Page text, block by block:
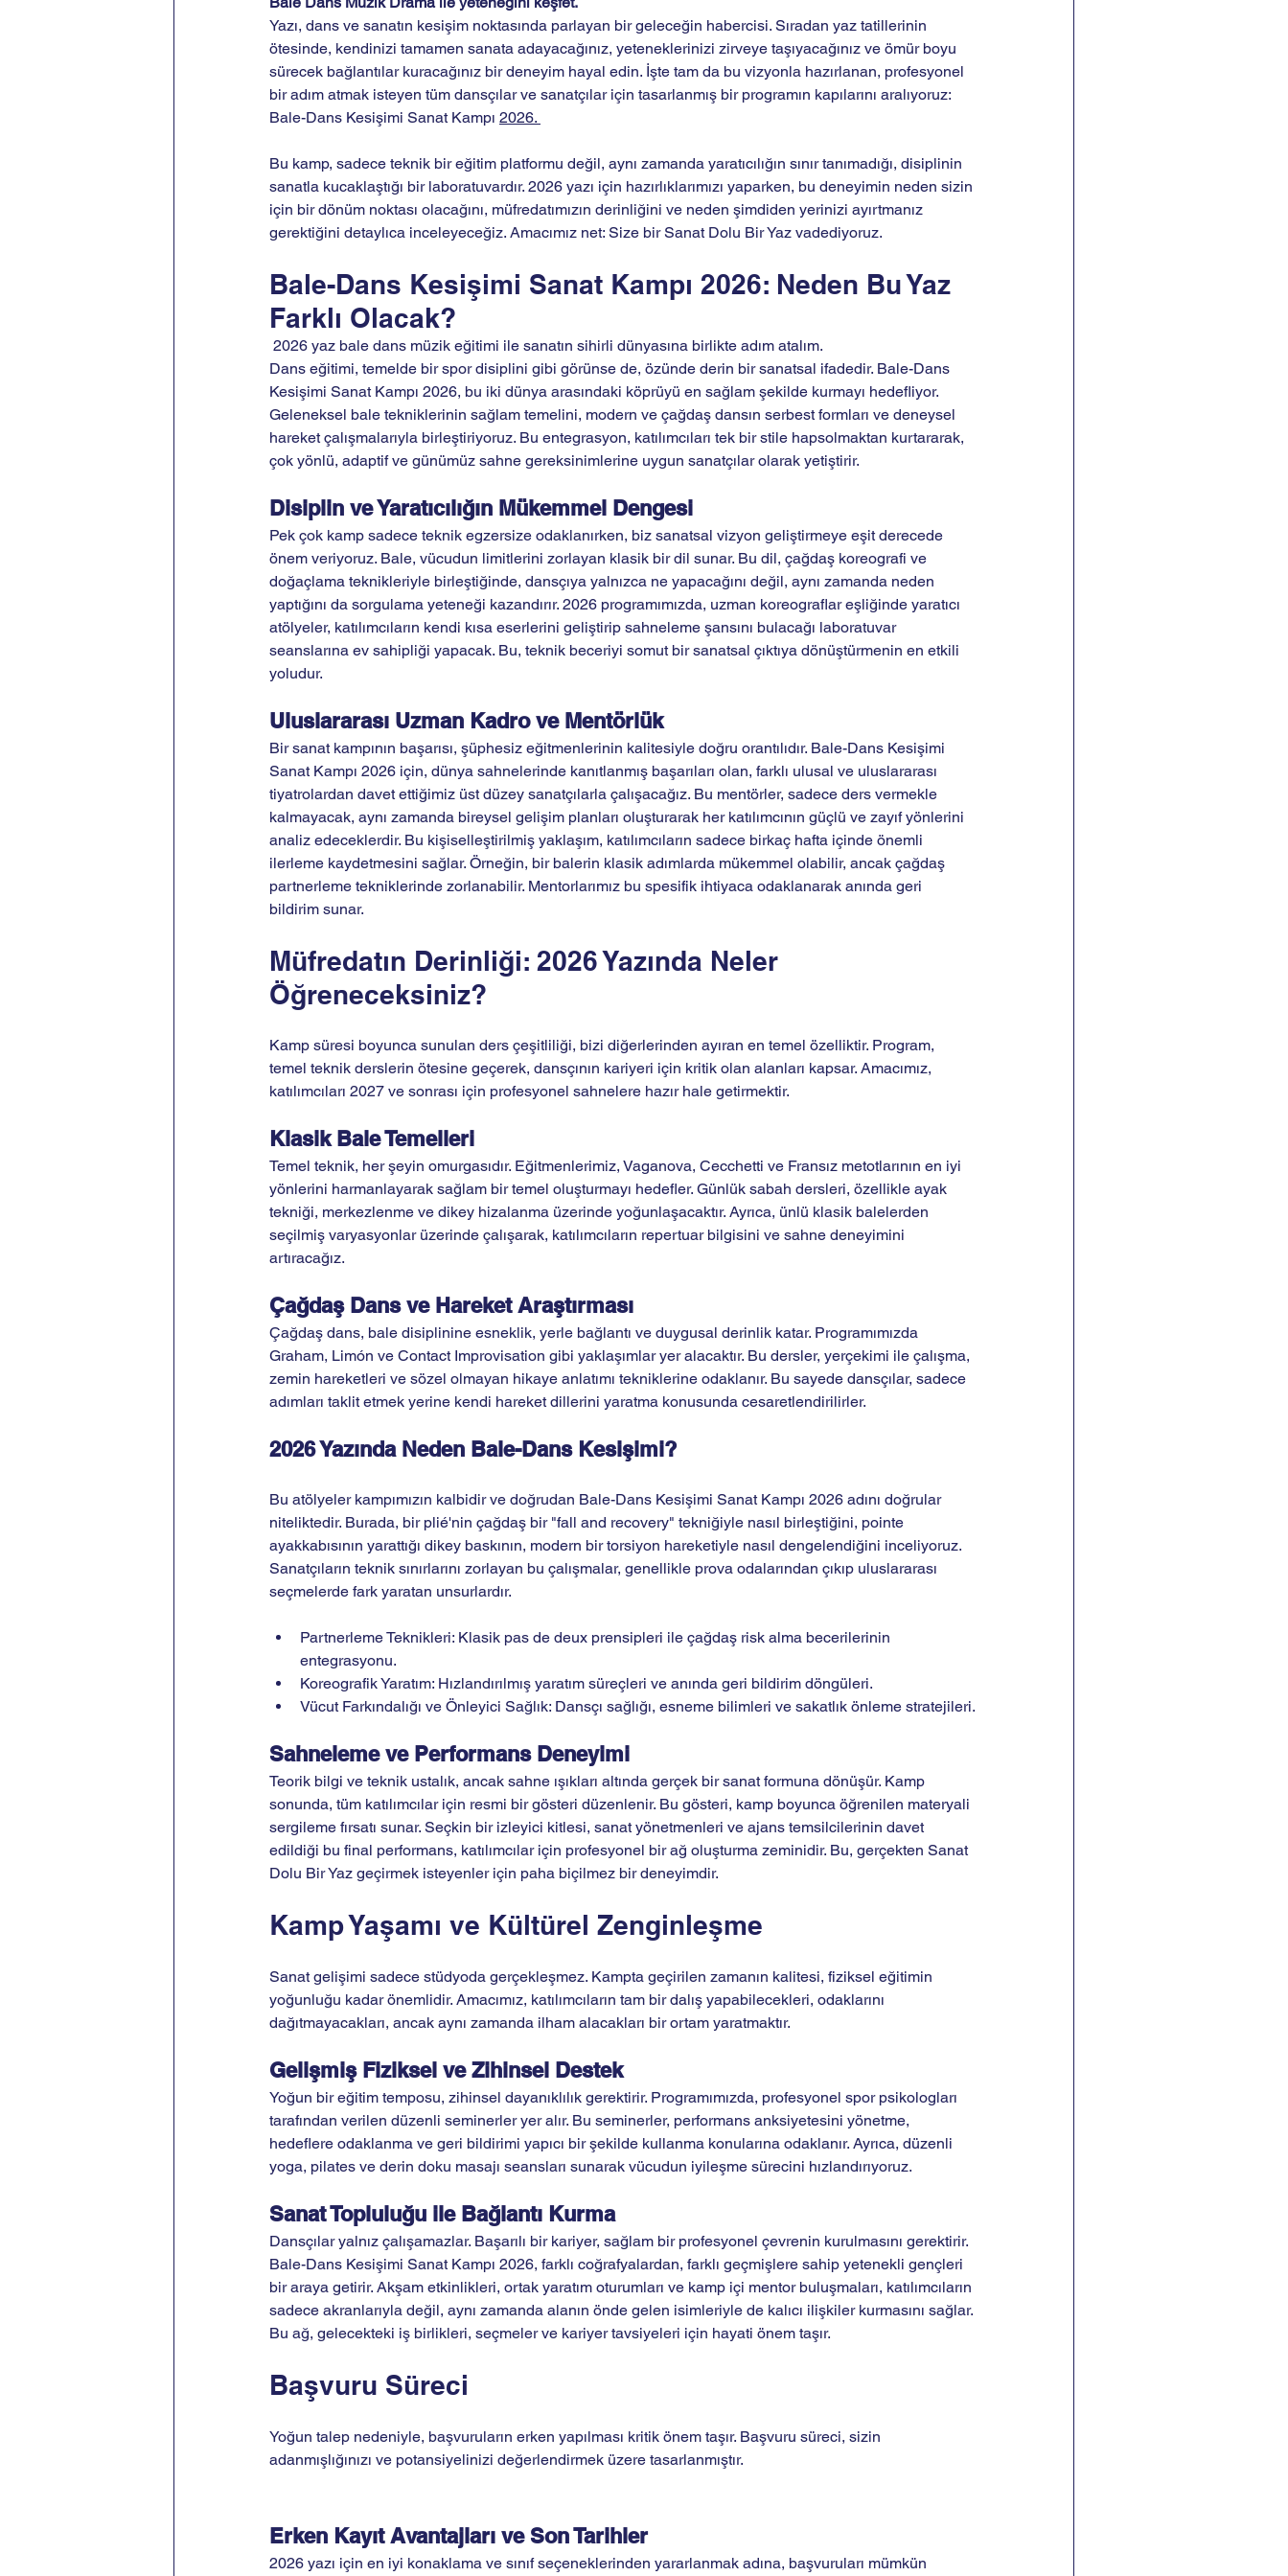
Yazı, dans ve sanatın kesişim noktasında parlayan bir geleceğin habercisi. Sıradan yaz tatillerinin
ötesinde, kendinizi tamamen sanata adayacağınız, yeteneklerinizi zirveye taşıyacağınız ve ömür boyu
sürecek bağlantılar kuracağınız bir deneyim hayal edin. İşte tam da bu vizyonla hazırlanan, profesyonel
bir adım atmak isteyen tüm dansçılar ve sanatçılar için tasarlanmış bir programın kapılarını aralıyoruz:
Bale-Dans Kesişimi Sanat Kampı 2026.
Bu kamp, sadece teknik bir eğitim platformu değil, aynı zamanda yaratıcılığın sınır tanımadığı, disiplinin
sanatla kucaklaştığı bir laboratuvardır. 2026 yazı için hazırlıklarımızı yaparken, bu deneyimin neden sizin
için bir dönüm noktası olacağını, müfredatımızın derinliğini ve neden şimdiden yerinizi ayırtmanız
gerektiğini detaylıca inceleyeceğiz. Amacımız net: Size bir Sanat Dolu Bir Yaz vadediyoruz.
Bale-Dans Kesişimi Sanat Kampı 2026: Neden Bu Yaz
Farklı Olacak?
2026 yaz bale dans müzik eğitimi ile sanatın sihirli dünyasına birlikte adım atalım.
Dans eğitimi, temelde bir spor disiplini gibi görünse de, özünde derin bir sanatsal ifadedir. Bale-Dans
Kesişimi Sanat Kampı 2026, bu iki dünya arasındaki köprüyü en sağlam şekilde kurmayı hedefliyor.
Geleneksel bale tekniklerinin sağlam temelini, modern ve çağdaş dansın serbest formları ve deneysel
hareket çalışmalarıyla birleştiriyoruz. Bu entegrasyon, katılımcıları tek bir stile hapsolmaktan kurtararak,
çok yönlü, adaptif ve günümüz sahne gereksinimlerine uygun sanatçılar olarak yetiştirir.
Disiplin ve Yaratıcılığın Mükemmel Dengesi
Pek çok kamp sadece teknik egzersize odaklanırken, biz sanatsal vizyon geliştirmeye eşit derecede
önem veriyoruz. Bale, vücudun limitlerini zorlayan klasik bir dil sunar. Bu dil, çağdaş koreografi ve
doğaçlama teknikleriyle birleştiğinde, dansçıya yalnızca ne yapacağını değil, aynı zamanda neden
yaptığını da sorgulama yeteneği kazandırır. 2026 programımızda, uzman koreograflar eşliğinde yaratıcı
atölyeler, katılımcıların kendi kısa eserlerini geliştirip sahneleme şansını bulacağı laboratuvar
seanslarına ev sahipliği yapacak. Bu, teknik beceriyi somut bir sanatsal çıktıya dönüştürmenin en etkili
yoludur.
Uluslararası Uzman Kadro ve Mentörlük
Bir sanat kampının başarısı, şüphesiz eğitmenlerinin kalitesiyle doğru orantılıdır. Bale-Dans Kesişimi
Sanat Kampı 2026 için, dünya sahnelerinde kanıtlanmış başarıları olan, farklı ulusal ve uluslararası
tiyatrolardan davet ettiğimiz üst düzey sanatçılarla çalışacağız. Bu mentörler, sadece ders vermekle
kalmayacak, aynı zamanda bireysel gelişim planları oluşturarak her katılımcının güçlü ve zayıf yönlerini
analiz edeceklerdir. Bu kişiselleştirilmiş yaklaşım, katılımcıların sadece birkaç hafta içinde önemli
ilerleme kaydetmesini sağlar. Örneğin, bir balerin klasik adımlarda mükemmel olabilir, ancak çağdaş
partnerleme tekniklerinde zorlanabilir. Mentorlarımız bu spesifik ihtiyaca odaklanarak anında geri
bildirim sunar.
Müfredatın Derinliği: 2026 Yazında Neler
Öğreneceksiniz?
Kamp süresi boyunca sunulan ders çeşitliliği, bizi diğerlerinden ayıran en temel özelliktir. Program,
temel teknik derslerin ötesine geçerek, dansçının kariyeri için kritik olan alanları kapsar. Amacımız,
katılımcıları 2027 ve sonrası için profesyonel sahnelere hazır hale getirmektir.
Klasik Bale Temelleri
Temel teknik, her şeyin omurgasıdır. Eğitmenlerimiz, Vaganova, Cecchetti ve Fransız metotlarının en iyi
yönlerini harmanlayarak sağlam bir temel oluşturmayı hedefler. Günlük sabah dersleri, özellikle ayak
tekniği, merkezlenme ve dikey hizalanma üzerinde yoğunlaşacaktır. Ayrıca, ünlü klasik balelerden
seçilmiş varyasyonlar üzerinde çalışarak, katılımcıların repertuar bilgisini ve sahne deneyimini
artıracağız.
Çağdaş Dans ve Hareket Araştırması
Çağdaş dans, bale disiplinine esneklik, yerle bağlantı ve duygusal derinlik katar. Programımızda
Graham, Limón ve Contact Improvisation gibi yaklaşımlar yer alacaktır. Bu dersler, yerçekimi ile çalışma,
zemin hareketleri ve sözel olmayan hikaye anlatımı tekniklerine odaklanır. Bu sayede dansçılar, sadece
adımları taklit etmek yerine kendi hareket dillerini yaratma konusunda cesaretlendirilirler.
2026 Yazında Neden Bale-Dans Kesişimi?
Bu atölyeler kampımızın kalbidir ve doğrudan Bale-Dans Kesişimi Sanat Kampı 2026 adını doğrular
niteliktedir. Burada, bir plié'nin çağdaş bir "fall and recovery" tekniğiyle nasıl birleştiğini, pointe
ayakkabısının yarattığı dikey baskının, modern bir torsiyon hareketiyle nasıl dengelendiğini inceliyoruz.
Sanatçıların teknik sınırlarını zorlayan bu çalışmalar, genellikle prova odalarından çıkıp uluslararası
seçmelerde fark yaratan unsurlardır.
Partnerleme Teknikleri: Klasik pas de deux prensipleri ile çağdaş risk alma becerilerinin
entegrasyonu.
Koreografik Yaratım: Hızlandırılmış yaratım süreçleri ve anında geri bildirim döngüleri.
Vücut Farkındalığı ve Önleyici Sağlık: Dansçı sağlığı, esneme bilimleri ve sakatlık önleme stratejileri.
Sahneleme ve Performans Deneyimi
Teorik bilgi ve teknik ustalık, ancak sahne ışıkları altında gerçek bir sanat formuna dönüşür. Kamp
sonunda, tüm katılımcılar için resmi bir gösteri düzenlenir. Bu gösteri, kamp boyunca öğrenilen materyali
sergileme fırsatı sunar. Seçkin bir izleyici kitlesi, sanat yönetmenleri ve ajans temsilcilerinin davet
edildiği bu final performans, katılımcılar için profesyonel bir ağ oluşturma zeminidir. Bu, gerçekten Sanat
Dolu Bir Yaz geçirmek isteyenler için paha biçilmez bir deneyimdir.
Kamp Yaşamı ve Kültürel Zenginleşme
Sanat gelişimi sadece stüdyoda gerçekleşmez. Kampta geçirilen zamanın kalitesi, fiziksel eğitimin
yoğunluğu kadar önemlidir. Amacımız, katılımcıların tam bir dalış yapabilecekleri, odaklarını
dağıtmayacakları, ancak aynı zamanda ilham alacakları bir ortam yaratmaktır.
Gelişmiş Fiziksel ve Zihinsel Destek
Yoğun bir eğitim temposu, zihinsel dayanıklılık gerektirir. Programımızda, profesyonel spor psikologları
tarafından verilen düzenli seminerler yer alır. Bu seminerler, performans anksiyetesini yönetme,
hedeflere odaklanma ve geri bildirimi yapıcı bir şekilde kullanma konularına odaklanır. Ayrıca, düzenli
yoga, pilates ve derin doku masajı seansları sunarak vücudun iyileşme sürecini hızlandırıyoruz.
Sanat Topluluğu ile Bağlantı Kurma
Dansçılar yalnız çalışamazlar. Başarılı bir kariyer, sağlam bir profesyonel çevrenin kurulmasını gerektirir.
Bale-Dans Kesişimi Sanat Kampı 2026, farklı coğrafyalardan, farklı geçmişlere sahip yetenekli gençleri
bir araya getirir. Akşam etkinlikleri, ortak yaratım oturumları ve kamp içi mentor buluşmaları, katılımcıların
sadece akranlarıyla değil, aynı zamanda alanın önde gelen isimleriyle de kalıcı ilişkiler kurmasını sağlar.
Bu ağ, gelecekteki iş birlikleri, seçmeler ve kariyer tavsiyeleri için hayati önem taşır.
Başvuru Süreci
Yoğun talep nedeniyle, başvuruların erken yapılması kritik önem taşır. Başvuru süreci, sizin
adanmışlığınızı ve potansiyelinizi değerlendirmek üzere tasarlanmıştır.
Erken Kayıt Avantajları ve Son Tarihler
2026 yazı için en iyi konaklama ve sınıf seçeneklerinden yararlanmak adına, başvuruları mümkün